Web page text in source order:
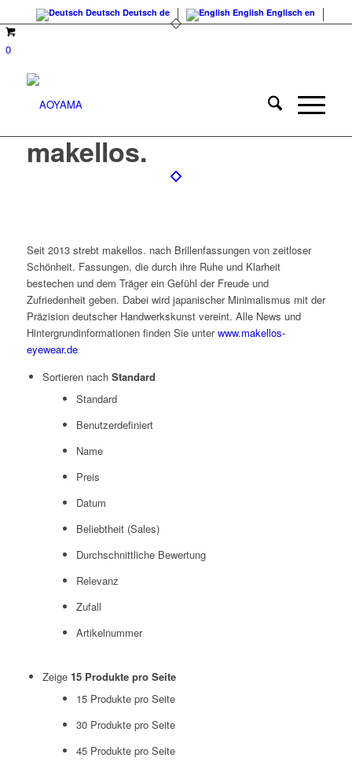
Deutsch Deutsch de English Englisch en
0
makellos.
Seit 2013 strebt makellos. nach Brillenfassungen von zeitloser
Schönheit. Fassungen, die durch ihre Ruhe und Klarheit
bestechen und dem Träger ein Gefühl der Freude und
Zufriedenheit geben. Dabei wird japanischer Minimalismus mit der
Präzision deutscher Handwerkskunst vereint. Alle News und
Hintergrundinformationen finden Sie unterwww.makellos-
eyewear.de
Sortieren nach Standard
Standard
Benutzerdefiniert
Name
Preis
Datum
Beliebtheit (Sales)
Durchschnittliche Bewertung
Relevanz
Zufall
Artikelnummer
Zeige 15 Produkte pro Seite
15 Produkte pro Seite
30 Produkte pro Seite
45 Produkte pro Seite